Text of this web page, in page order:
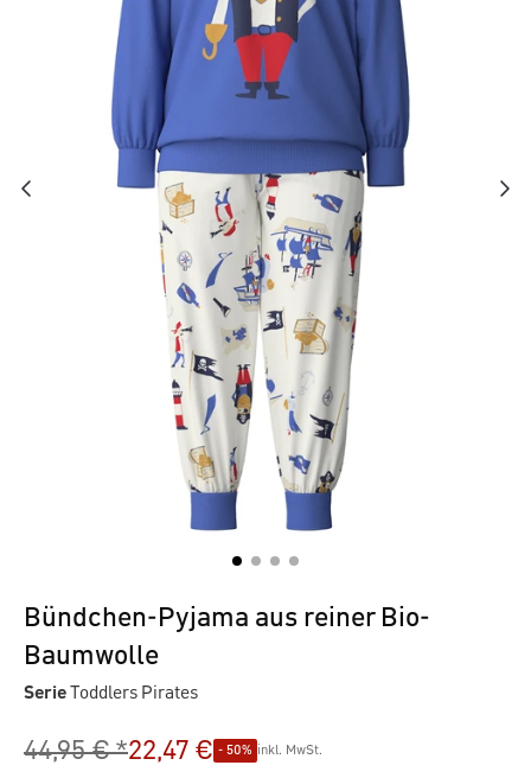
Bündchen-Pyjama aus reiner Bio-
Baumwolle
SerieToddlers Pirates
44,95 € *22,47 € - 50% inkl. MwSt.